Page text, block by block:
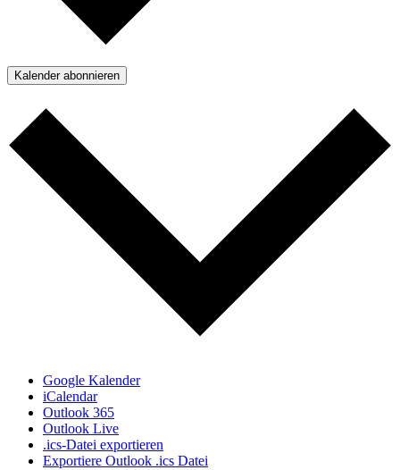
Kalender abonnieren
Google Kalender
iCalendar
Outlook 365
Outlook Live
.ics-Datei exportieren
Exportiere Outlook .ics Datei